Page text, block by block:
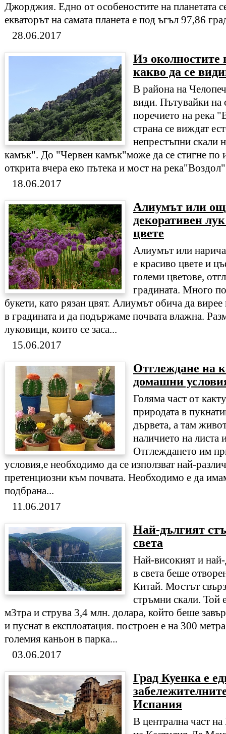
Джорджия. Едно от особеностите на планетата
екваторът на самата планета е под ъгъл 97,86
28.06.2017
Из околностите
какво да се
В района на
види. Пътувайки на
поречието на река
страна се виждат
непрестъпни скали
камък". До "Червен камък"може да се стигне по
открита вчера еко пътека и мост на
18.06.2017
Алиумът или
декоративен
цвете
Алиумът или
е красиво цвете и
големи цветове,
градината. Много
букети, като рязан цвят. Алиумът обича да
в градината и да подържаме почвата влажна.
луковици, които се заса...
15.06.2017
Отглеждане на
домашни
Голяма част от
природата в
дървета, а там
наличието на листа
Отглеждането им
условия,е необходимо да се използват най-
претенциозни към почвата. Необходимо е да
подбрана...
11.06.2017
Най-дългият
света
Най-високият и
в света беше
Китай. Мостът
стръмни скали. Той
м3тра и струва 3,4 млн. долара, който беше
и пуснат в експлоатация. построен е на 300
големия каньон в парка...
03.06.2017
Град Куенка е
Испания
В централна част